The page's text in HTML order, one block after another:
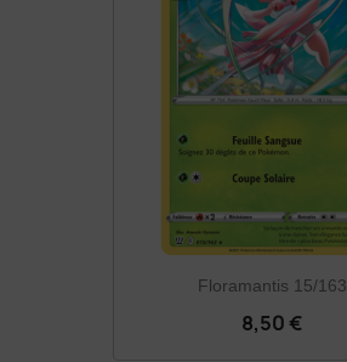
Floramantis 15/163
8,50 €